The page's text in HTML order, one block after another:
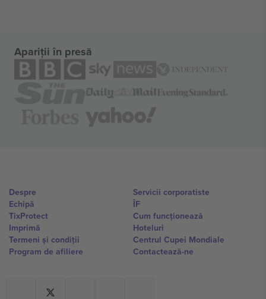
Apariții în presă
Despre
Echipă
TixProtect
Imprimă
Termeni și condiții
Program de afiliere
Servicii corporatiste
ÎF
Cum funcționează
Hoteluri
Centrul Cupei Mondiale
Contactează-ne